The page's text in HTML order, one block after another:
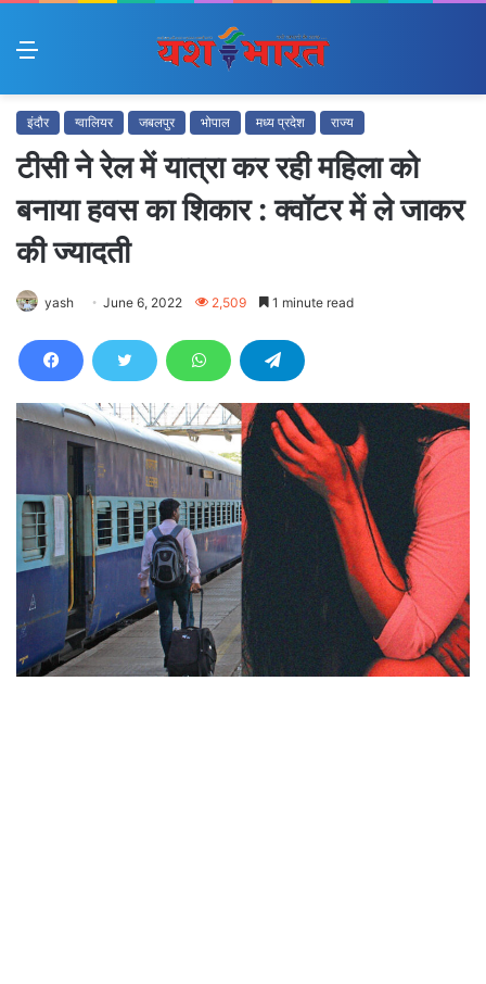
Menu
इंदौर ग्वालियर जबलपुर भोपाल मध्य प्रदेश राज्य
टीसी ने रेल में यात्रा कर रही महिला को
बनाया हवस का शिकार : क्वॉटर में ले जाकर
की ज्यादती
yash June 6, 2022 2,509 1 minute read